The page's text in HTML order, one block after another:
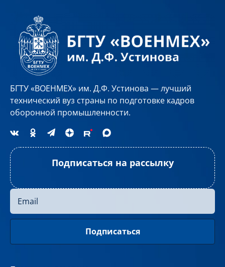
БГТУ «ВОЕНМЕХ» им. Д.Ф. Устинова — лучший
технический вуз страны по подготовке кадров
оборонной промышленности.
Подписаться на рассылку